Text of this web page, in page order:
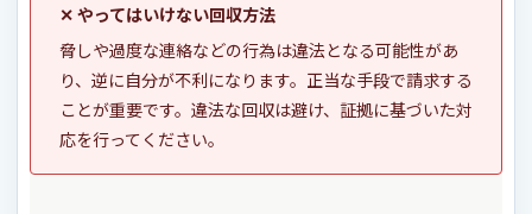
✕ やってはいけない回収方法
脅しや過度な連絡などの行為は違法となる可能性があ
り、逆に自分が不利になります。正当な手段で請求する
ことが重要です。違法な回収は避け、証拠に基づいた対
応を行ってください。